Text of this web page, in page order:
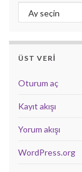
Arşivler
ÜST VERI
Oturum aç
Kayıt akışı
Yorum akışı
WordPress.org